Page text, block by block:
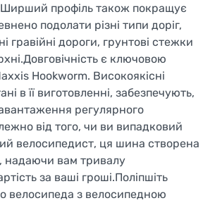
Ширший профіль також покращує
подолати різні типи доріг,
гравійні дороги, грунтові стежки
є ключовою
Hookworm. Високоякісні
в її виготовленні, забезпечують,
регулярного
від того, чи ви випадковий
велосипедист, ця шина створена
надаючи вам тривалу
за ваші гроші.Поліпшіть
велосипеда з велосипедною